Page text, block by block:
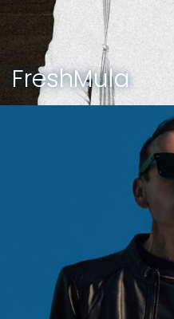
FreshMula